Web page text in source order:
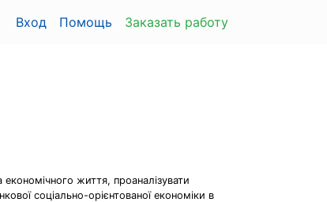
Вход Помощь Заказать работу
життя, проаналізувати
соціально-орієнтованої економіки в